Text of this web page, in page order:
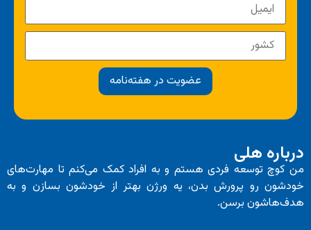
عضویت در هفته‌نامه
درباره هلی
من کوچ توسعه فردی هستم و به افراد کمک می‌کنم تا مهارت‌های
خودشون رو پرورش بدن، یه ورژن بهتر از خودشون بسازن و به
هدف‌هاشون برسن.